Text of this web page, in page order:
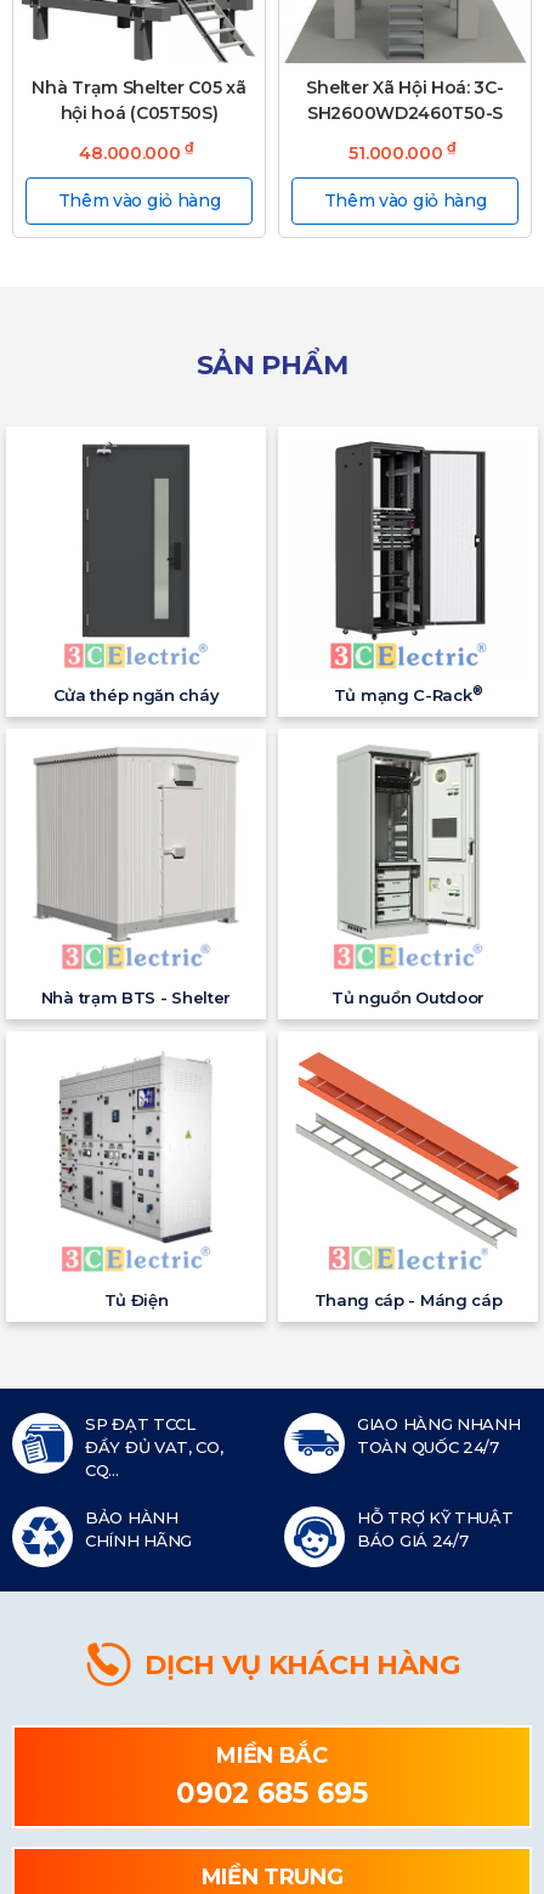
Nhà Trạm Shelter C05 xã
hội hoá (C05T50S)
48.000.000₫
Thêm vào giỏ hàng
Shelter Xã Hội Hoá: 3C-
SH2600WD2460T50-S
51.000.000₫
Thêm vào giỏ hàng
SẢN PHẨM
Cửa thép ngăn cháy Tủ mạng C-Rack®
Nhà trạm BTS - Shelter Tủ nguồn Outdoor
Tủ Điện Thang cáp - Máng cáp
SP ĐẠT TCCL
ĐẦY ĐỦ VAT, CO,
CQ...
GIAO HÀNG NHANH
TOÀN QUỐC 24/7
BẢO HÀNH
CHÍNH HÃNG
HỖ TRỢ KỸ THUẬT
BÁO GIÁ 24/7
DỊCH VỤ KHÁCH HÀNG
MIỀN BẮC
0902 685 695
MIỀN TRUNG